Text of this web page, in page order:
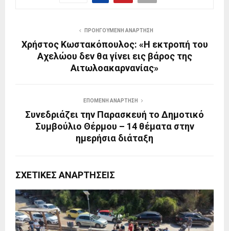
ΠΡΟΗΓΟΎΜΕΝΗ ΑΝΆΡΤΗΣΗ
Χρήστος Κωστακόπουλος: «Η εκτροπή του
Αχελώου δεν θα γίνει εις βάρος της
Αιτωλοακαρνανίας»
ΕΠΌΜΕΝΗ ΑΝΆΡΤΗΣΗ
Συνεδριάζει την Παρασκευή το Δημοτικό
Συμβούλιο Θέρμου – 14 θέματα στην
ημερήσια διάταξη
ΣΧΕΤΙΚΈΣ ΑΝΑΡΤΉΣΕΙΣ